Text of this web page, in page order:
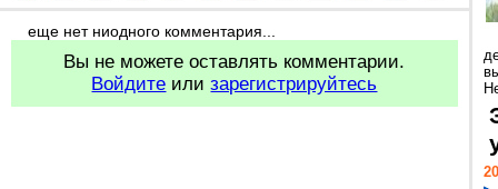
еще нет ниодного комментария...
Вы не можете оставлять комментарии.
Войдите илизарегистрируйтесь